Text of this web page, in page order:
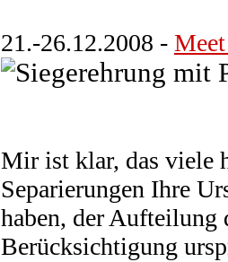
21.-26.12.2008 -
Mir ist klar, das viele
Separierungen Ihre
haben, der Aufteilung
Berücksichtigung